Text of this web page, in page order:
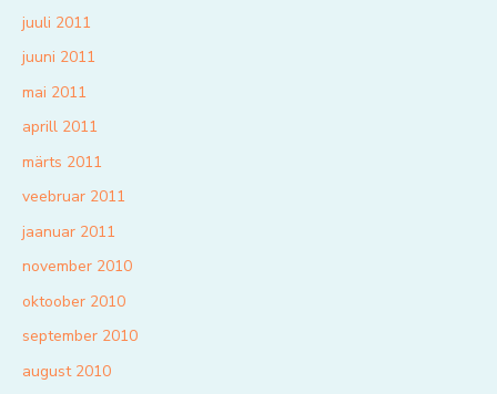
juuli 2011
juuni 2011
mai 2011
aprill 2011
märts 2011
veebruar 2011
jaanuar 2011
november 2010
oktoober 2010
september 2010
august 2010